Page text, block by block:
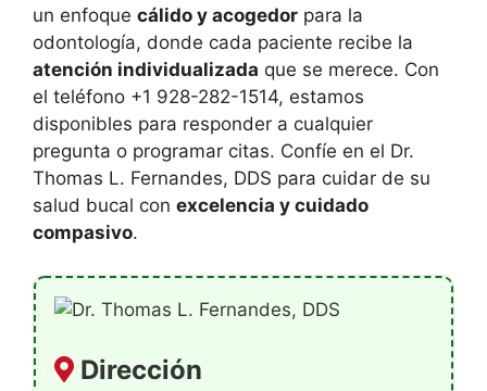
un enfoque cálido y acogedor para la
odontología, donde cada paciente recibe la
atención individualizada que se merece. Con
el teléfono +1 928-282-1514, estamos
disponibles para responder a cualquier
pregunta o programar citas. Confíe en el Dr.
Thomas L. Fernandes, DDS para cuidar de su
salud bucal con excelencia y cuidado
compasivo.
Dirección